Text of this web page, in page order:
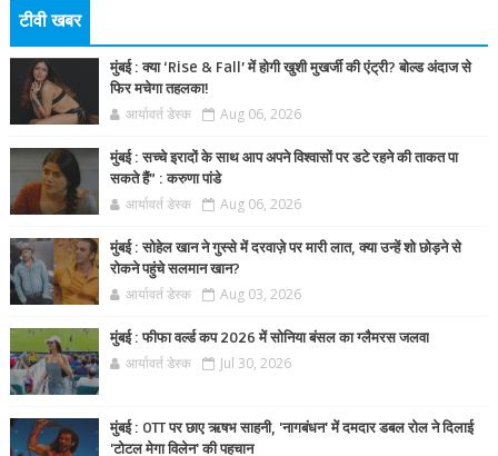
टीवी खबर
मुंबई : क्या ‘Rise & Fall’ में होगी खुशी मुखर्जी की एंट्री? बोल्ड अंदाज से
फिर मचेगा तहलका!
आर्यावर्त डेस्क Aug 06, 2026
मुंबई : सच्चे इरादों के साथ आप अपने विश्वासों पर डटे रहने की ताकत पा
सकते हैं” : करुणा पांडे
आर्यावर्त डेस्क Aug 06, 2026
मुंबई : सोहेल खान ने गुस्से में दरवाज़े पर मारी लात, क्या उन्हें शो छोड़ने से
रोकने पहुंचे सलमान खान?
आर्यावर्त डेस्क Aug 03, 2026
मुंबई : फीफा वर्ल्ड कप 2026 में सोनिया बंसल का ग्लैमरस जलवा
आर्यावर्त डेस्क Jul 30, 2026
मुंबई : OTT पर छाए ऋषभ साहनी, 'नागबंधन' में दमदार डबल रोल ने दिलाई
'टोटल मेगा विलेन' की पहचान